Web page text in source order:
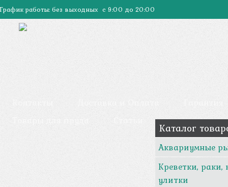
График работы: без выходных с 9:00 до 20:00
Контакты Доставка и Оплата
Гарантия
Товары для пруда
Статьи
Каталог
Аквариумные
Креветки, раки,
улитки